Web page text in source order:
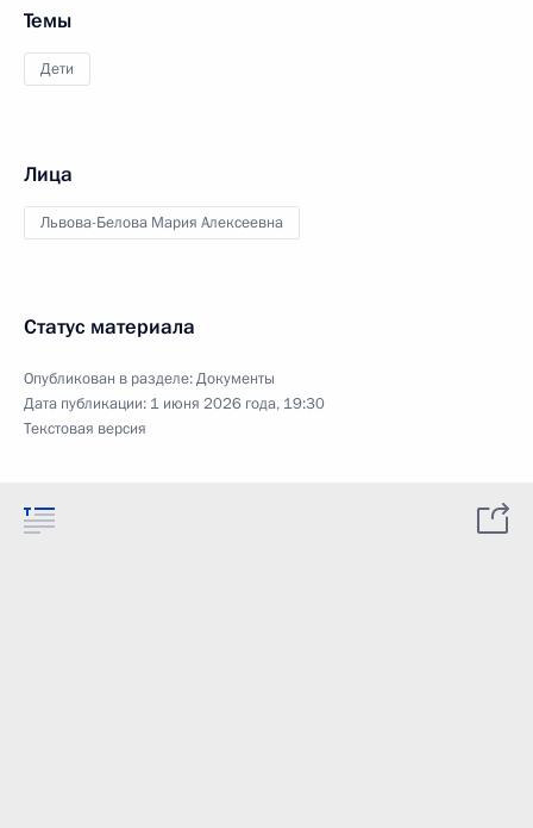
Темы
Дети
Лица
Львова-Белова Мария Алексеевна
Статус материала
Опубликован в разделе:Документы
Дата публикации: 1 июня 2026 года, 19:30
Текстовая версия